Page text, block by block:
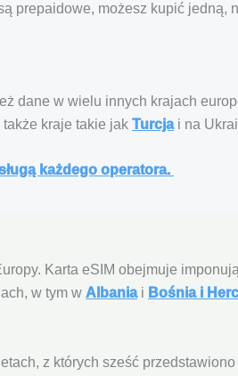
prepaidowe, możesz kupić jedną,
dane w wielu innych krajach
kraje takie jak Turcjai na
każdego operatora.
Karta eSIM obejmuje
w tym w Albaniai Bośnia i
z których sześć